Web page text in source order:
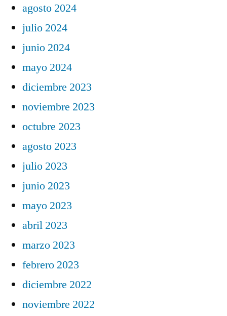
agosto 2024
julio 2024
junio 2024
mayo 2024
diciembre 2023
noviembre 2023
octubre 2023
agosto 2023
julio 2023
junio 2023
mayo 2023
abril 2023
marzo 2023
febrero 2023
diciembre 2022
noviembre 2022